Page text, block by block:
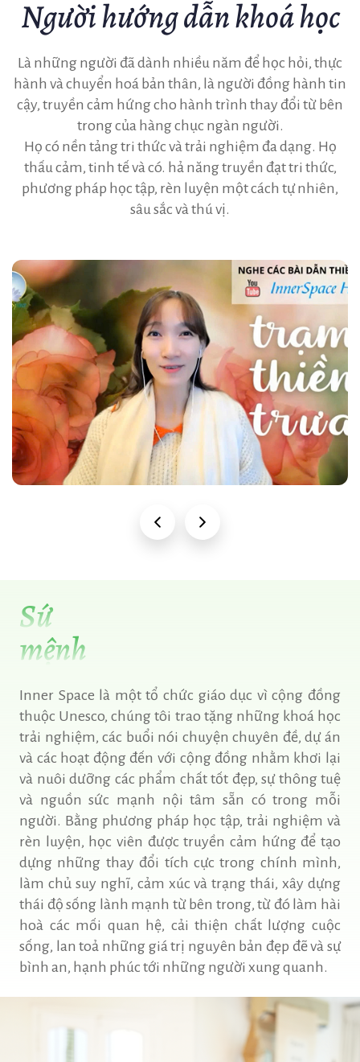
Người hướng dẫn khoá học
Là những người đã dành nhiều năm để học hỏi, thực
hành và chuyển hoá bản thân, là người đồng hành tin
cậy, truyền cảm hứng cho hành trình thay đổi từ bên
trong của hàng chục ngàn người.
Họ có nền tảng tri thức và trải nghiệm đa dạng. Họ
thấu cảm, tinh tế và có. hả năng truyền đạt tri thức,
phương pháp học tập, rèn luyện một cách tự nhiên,
sâu sắc và thú vị.
Nguyễn Vũ Diệu Oanh
Chị Oanh – sáng tạo, năng động và đổi thay hoà vào tinh thần Inner
Sứ
mệnh
Inner Space là một tổ chức giáo dục vì cộng đồng
thuộc Unesco, chúng tôi trao tặng những khoá học
trải nghiệm, các buổi nói chuyện chuyên đề, dự án
và các hoạt động đến với cộng đồng nhằm khơi lại
và nuôi dưỡng các phẩm chất tốt đẹp, sự thông tuệ
và nguồn sức mạnh nội tâm sẵn có trong mỗi
người. Bằng phương pháp học tập, trải nghiệm và
rèn luyện, học viên được truyền cảm hứng để tạo
dựng những thay đổi tích cực trong chính mình,
làm chủ suy nghĩ, cảm xúc và trạng thái, xây dựng
thái độ sống lành mạnh từ bên trong, từ đó làm hài
hoà các mối quan hệ, cải thiện chất lượng cuộc
sống, lan toả những giá trị nguyên bản đẹp đẽ và sự
bình an, hạnh phúc tới những người xung quanh.